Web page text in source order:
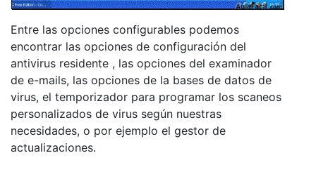
Entre las opciones configurables podemos
encontrar las opciones de configuración del
antivirus residente , las opciones del examinador
de e-mails, las opciones de la bases de datos de
virus, el temporizador para programar los scaneos
personalizados de virus según nuestras
necesidades, o por ejemplo el gestor de
actualizaciones.